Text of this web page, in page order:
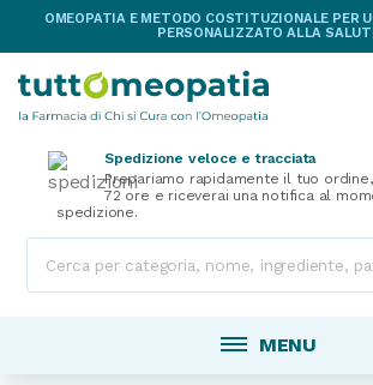
OMEOPATIA E METODO COSTITUZIONALE PER
PERSONALIZZATO ALLA
Spedizione veloce e tracciata
Prepariamo rapidamente il tuo
72 ore e riceverai una notifica al
spedizione.
MENU